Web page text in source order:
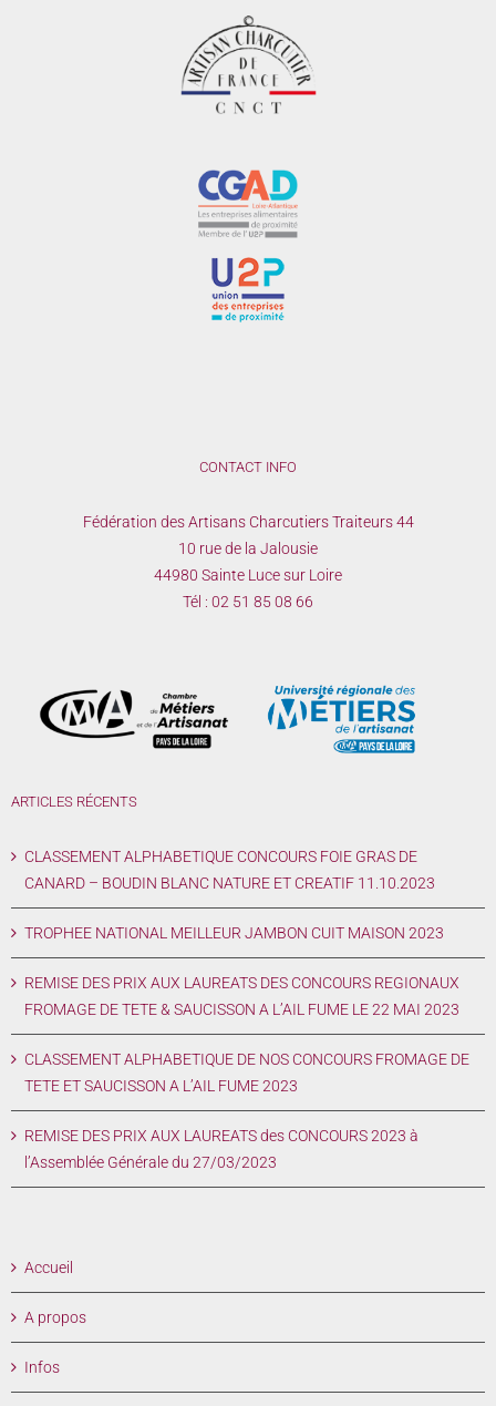
CONTACT INFO
Fédération des Artisans Charcutiers Traiteurs 44
10 rue de la Jalousie
44980 Sainte Luce sur Loire
Tél : 02 51 85 08 66
ARTICLES RÉCENTS
CLASSEMENT ALPHABETIQUE CONCOURS FOIE GRAS DE
CANARD – BOUDIN BLANC NATURE ET CREATIF 11.10.2023
TROPHEE NATIONAL MEILLEUR JAMBON CUIT MAISON 2023
REMISE DES PRIX AUX LAUREATS DES CONCOURS REGIONAUX
FROMAGE DE TETE & SAUCISSON A L’AIL FUME LE 22 MAI 2023
CLASSEMENT ALPHABETIQUE DE NOS CONCOURS FROMAGE DE
TETE ET SAUCISSON A L’AIL FUME 2023
REMISE DES PRIX AUX LAUREATS des CONCOURS 2023 à
l’Assemblée Générale du 27/03/2023
Accueil
A propos
Infos